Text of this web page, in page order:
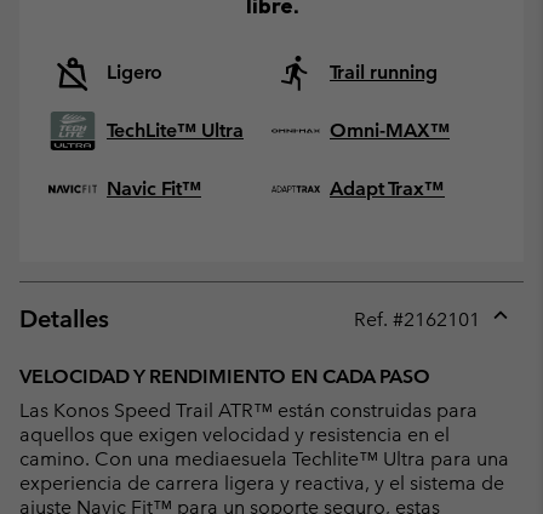
Ligero Trail running
TechLite™ Ultra Omni-MAX™
Navic Fit™ Adapt Trax™
Detalles Ref. #2162101
VELOCIDAD Y RENDIMIENTO EN CADA PASO
Las Konos Speed Trail ATR™ están construidas para
aquellos que exigen velocidad y resistencia en el
camino. Con una mediaesuela Techlite™ Ultra para una
experiencia de carrera ligera y reactiva, y el sistema de
ajuste Navic Fit™ para un soporte seguro, estas